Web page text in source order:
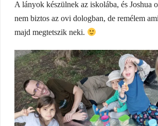
A lányok készülnek az iskolába, és Joshua
nem biztos az ovi dologban, de remélem
majd megtetszik neki.